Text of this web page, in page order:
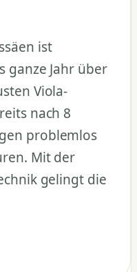
ist
ganze Jahr über
Viola-
nach 8
problemlos
Mit der
gelingt die